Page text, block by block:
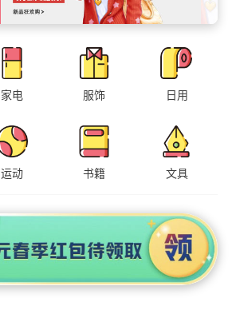
家电 服饰 日用
运动 书籍 文具